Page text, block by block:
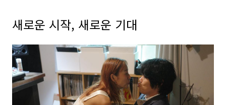
새로운 시작, 새로운 기대